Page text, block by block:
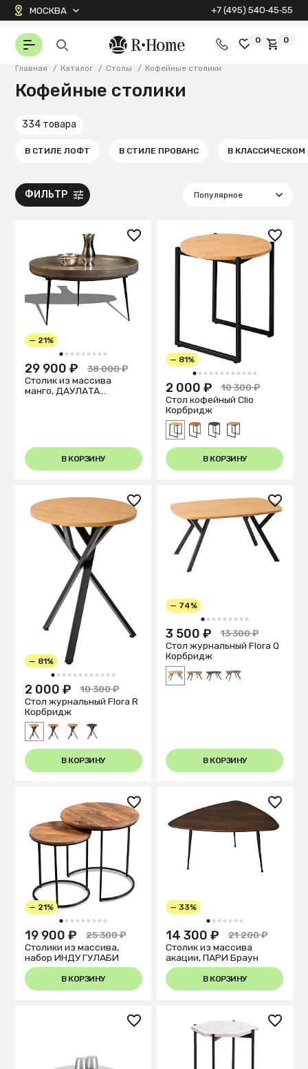
МОСКВА +7 (495) 540‑45‑55
0 0
Главная / Каталог / Столы / Кофейные столики
Кофейные столики
334 товара
В СТИЛЕ ЛОФТ В СТИЛЕ ПРОВАНС В КЛАССИЧЕСКОМ
ФИЛЬТР
1 2 3 4 5 6 7 8 9
— 21%
29 900 ₽
38 000 ₽
Столик из массива
манго, ДАУЛАТА
В КОРЗИНУ
1 2 3 4 5 6 7 8 9 101112
— 81%
2 000 ₽
10 300 ₽
Стол кофейный Clio
Корбридж
В КОРЗИНУ
1 2 3 4 5 6 7 8 9 101112
— 81%
2 000 ₽
10 300 ₽
Стол журнальный Flora R
Корбридж
В КОРЗИНУ
1 2 3 4 5 6 7 8 9
— 74%
3 500 ₽
13 300 ₽
Стол журнальный Flora Q
Корбридж
В КОРЗИНУ
1 2 3 4 5 6 7 8 9
— 21%
19 900 ₽
25 300 ₽
Столики из массива,
набор ИНДУ ГУЛАБИ
В КОРЗИНУ
1 2 3 4 5 6 7
— 33%
14 300 ₽
21 200 ₽
Столик из массива
акации, ПАРИ Браун
В КОРЗИНУ